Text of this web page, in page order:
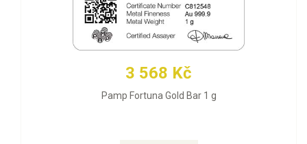
3 568 Kč
Pamp Fortuna Gold Bar 1 g